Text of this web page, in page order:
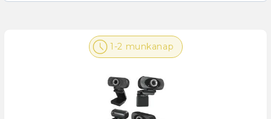
1-2 munkanap